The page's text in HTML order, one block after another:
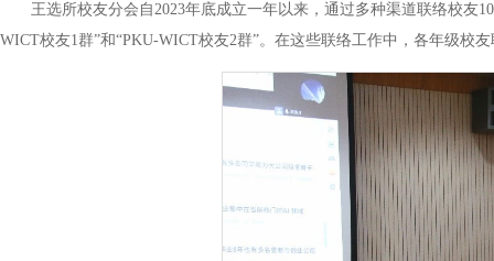
王选所校友分会自2023年底成立一年以来，通过多种渠道联络校友
WICT校友1群”和“PKU-WICT校友2群”。在这些联络工作中，各年级校